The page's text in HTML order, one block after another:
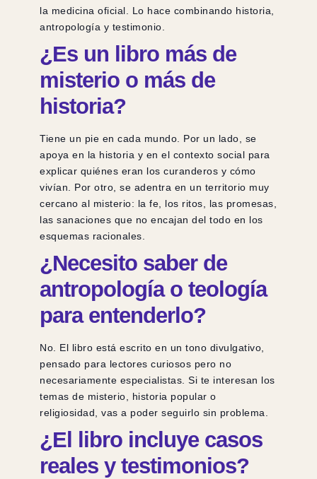
la medicina oficial. Lo hace combinando historia,
antropología y testimonio.
¿Es un libro más de
misterio o más de
historia?
Tiene un pie en cada mundo. Por un lado, se
apoya en la historia y en el contexto social para
explicar quiénes eran los curanderos y cómo
vivían. Por otro, se adentra en un territorio muy
cercano al misterio: la fe, los ritos, las promesas,
las sanaciones que no encajan del todo en los
esquemas racionales.
¿Necesito saber de
antropología o teología
para entenderlo?
No. El libro está escrito en un tono divulgativo,
pensado para lectores curiosos pero no
necesariamente especialistas. Si te interesan los
temas de misterio, historia popular o
religiosidad, vas a poder seguirlo sin problema.
¿El libro incluye casos
reales y testimonios?